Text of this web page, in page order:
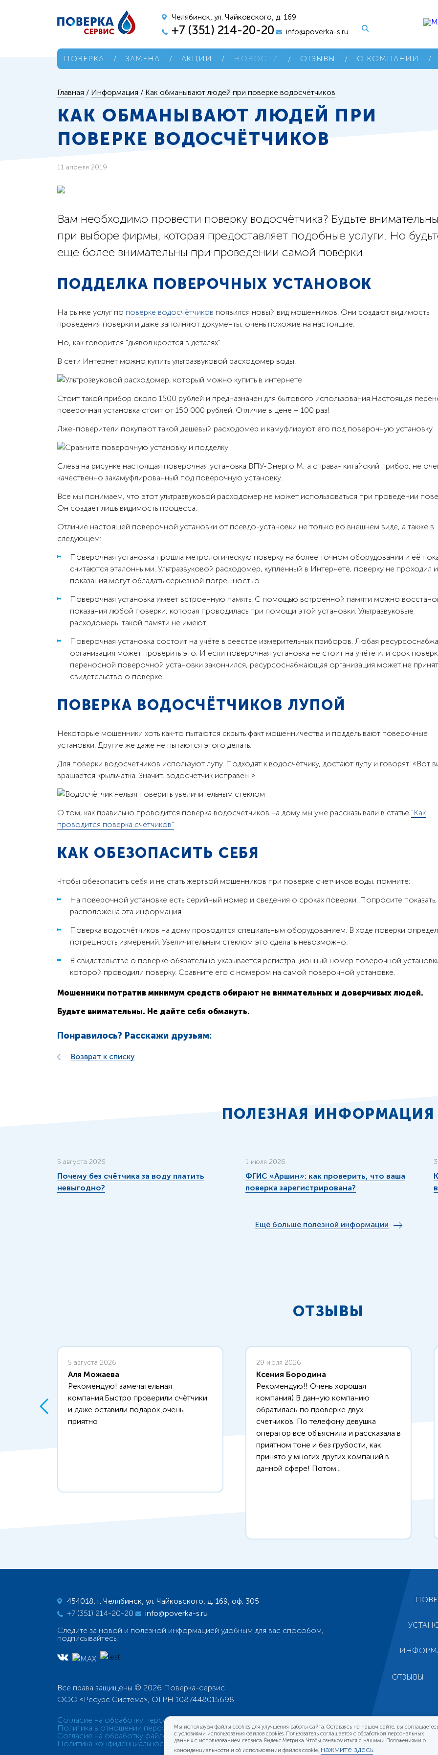
Челябинск, ул. Чайковского, д. 169
+7 (351) 214-20-20 info@poverka-s.ru
ПОВЕРКА / ЗАМЕНА / АКЦИИ / НОВОСТИ / ОТЗЫВЫ / О КОМПАНИИ /
Главная / Информация / Как обманывают людей при поверке водосчётчиков
КАК ОБМАНЫВАЮТ ЛЮДЕЙ ПРИ
ПОВЕРКЕ ВОДОСЧЁТЧИКОВ
11 апреля 2019
Вам необходимо провести поверку водосчётчика? Будьте внимательны
при выборе фирмы, которая предоставляет подобные услуги. Но
еще более внимательны при проведении самой поверки.
ПОДДЕЛКА ПОВЕРОЧНЫХ УСТАНОВОК
На рынке услуг по поверке водосчётчиков появился новый вид мошенников. Они создают видимость
проведения поверки и даже заполняют документы, очень похожие на настоящие.
Но, как говорится "дьявол кроется в деталях".
В сети Интернет можно купить ультразвуковой расходомер воды.
Стоит такой прибор около 1500 рублей и предназначен для бытового использования.Настоящая
поверочная установка стоит от 150 000 рублей. Отличие в цене – 100 раз!
Лже-поверители покупают такой дешевый расходомер и камуфлируют его под поверочную установку.
Слева на рисунке настоящая поверочная установка ВПУ-Энерго М, а справа- китайский прибор, не
качественно закамуфлированный под поверочную установку.
Все мы понимаем, что этот ультразвуковой расходомер не может использоваться при проведении
Он создает лишь видимость процесса.
Отличие настоящей поверочной установки от псевдо-установки не только во внешнем виде, а также в
следующем:
Поверочная установка прошла метрологическую поверку на более точном оборудовании и её
считаются эталонными. Ультразвуковой расходомер, купленный в Интернете, поверку не проходил
показания могут обладать серьёзной погрешностью.
Поверочная установка имеет встроенную память. С помощью встроенной памяти можно
показания любой поверки, которая проводилась при помощи этой установки. Ультразвуковые
расходомеры такой памяти не имеют.
Поверочная установка состоит на учёте в реестре измерительных приборов. Любая
организация может проверить это. И если поверочная установка не стоит на учёте или срок
переносной поверочной установки закончился, ресурсоснабжающая организация может не
свидетельство о поверке.
ПОВЕРКА ВОДОСЧЁТЧИКОВ ЛУПОЙ
Некоторые мошенники хоть как-то пытаются скрыть факт мошенничества и подделывают поверочные
установки. Другие же даже не пытаются этого делать.
Для поверки водосчетчиков используют лупу. Подходят к водосчётчику, достают лупу и говорят: «Вот
вращается крыльчатка. Значит, водосчётчик исправен!».
О том, как правильно проводится поверка водосчетчиков на дому мы уже рассказывали в статье "Как
проводится поверка счётчиков"
КАК ОБЕЗОПАСИТЬ СЕБЯ
Чтобы обезопасить себя и не стать жертвой мошенников при поверке счетчиков воды, помните:
На поверочной установке есть серийный номер и сведения о сроках поверки. Попросите показать,
расположена эта информация.
Поверка водосчётчиков на дому проводится специальным оборудованием. В ходе поверки
погрешность измерений. Увеличительным стеклом это сделать невозможно.
В свидетельстве о поверке обязательно указывается регистрационный номер поверочной
которой проводили поверку. Сравните его с номером на самой поверочной установке.
Мошенники потратив минимум средств обирают не внимательных и доверчивых людей.
Будьте внимательны. Не дайте себя обмануть.
Понравилось? Расскажи друзьям:
Возврат к списку
ПОЛЕЗНАЯ ИНФОРМАЦИЯ
5 августа 2026
Почему без счётчика за воду платить
невыгодно?
1 июля 2026
ФГИС «Аршин»: как проверить, что ваша
поверка зарегистрирована?
Ещё больше полезной информации
ОТЗЫВЫ
5 августа 2026
Аля Можаева
Рекомендую! замечательная
компания.Быстро проверили счётчики
и даже оставили подарок,очень
приятно
29 июля 2026
Ксения Бородина
Рекомендую!! Очень хорошая
компания) В данную компанию
обратилась по проверке двух
счетчиков. По телефону девушка
оператор все объяснила и рассказала в
приятном тоне и без грубости, как
принято у многих других компаний в
данной сфере! Потом...
454018, г. Челябинск, ул. Чайковского, д. 169, оф. 305
+7 (351) 214-20-20
info@poverka-s.ru
Следите за новой и полезной информацией удобным для вас способом,
подписывайтесь:
Все права защищены © 2026 Поверка-сервис
ООО «Ресурс Система», ОГРН 1087448015698
Согласие на обработку персональных данных
Политика в отношении персональных данных
Согласие на обработку файлов cookies
Политика конфиденциальности персональных данных пользователей сайта
ОТЗЫВЫ
Мы используем файлы cookies для улучшения работы сайта. Оставаясь на нашем сайте, вы
с условиями использования файлов cookies. Пользователь соглашается с обработкой персональных
данных с использованием сервиса Яндекс.Метрика. Чтобы ознакомиться с нашими Положениями о
конфиденциальности и об использовании файлов cookie, нажмите здесь.